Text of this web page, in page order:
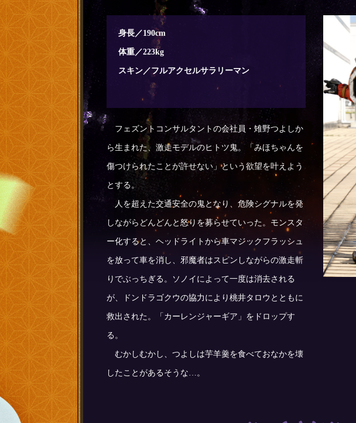
身長／190cm
体重／223kg
スキン／フルアクセルサラリーマン
フェズントコンサルタントの会社員・雉野つよしか
ら生まれた、激走モデルのヒトツ鬼。「みほちゃんを
傷つけられたことが許せない」という欲望を叶えよう
とする。
人を超えた交通安全の鬼となり、危険シグナルを発
しながらどんどんと怒りを募らせていった。モンスタ
ー化すると、ヘッドライトから車マジックフラッシュ
を放って車を消し、邪魔者はスピンしながらの激走斬
りでぶっちぎる。ソノイによって一度は消去される
が、ドンドラゴクウの協力により桃井タロウとともに
救出された。「カーレンジャーギア」をドロップす
る。
むかしむかし、つよしは芋羊羹を食べておなかを壊
したことがあるそうな…。